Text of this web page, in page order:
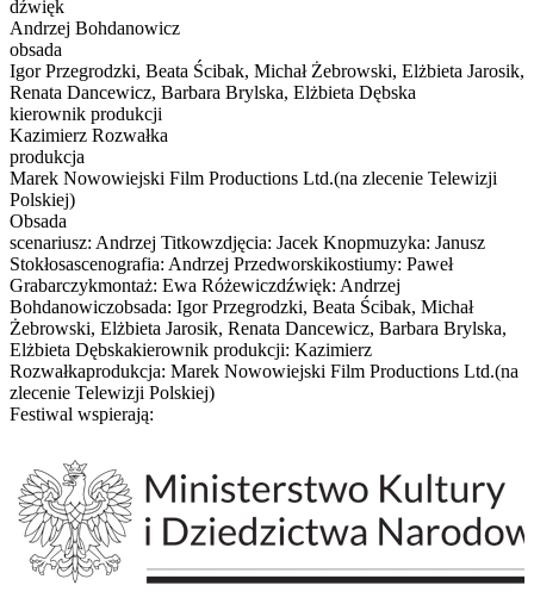
dźwięk
Andrzej Bohdanowicz
obsada
Igor Przegrodzki, Beata Ścibak, Michał Żebrowski, Elżbieta Jarosik,
Renata Dancewicz, Barbara Brylska, Elżbieta Dębska
kierownik produkcji
Kazimierz Rozwałka
produkcja
Marek Nowowiejski Film Productions Ltd.(na zlecenie Telewizji
Polskiej)
Obsada
scenariusz: Andrzej Titkowzdjęcia: Jacek Knopmuzyka: Janusz
Stokłosascenografia: Andrzej Przedworskikostiumy: Paweł
Grabarczykmontaż: Ewa Różewiczdźwięk: Andrzej
Bohdanowiczobsada: Igor Przegrodzki, Beata Ścibak, Michał
Żebrowski, Elżbieta Jarosik, Renata Dancewicz, Barbara Brylska,
Elżbieta Dębskakierownik produkcji: Kazimierz
Rozwałkaprodukcja: Marek Nowowiejski Film Productions Ltd.(na
zlecenie Telewizji Polskiej)
Festiwal wspierają: